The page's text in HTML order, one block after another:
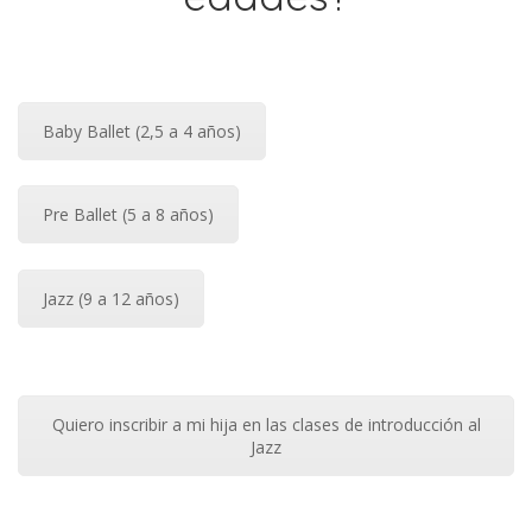
Baby Ballet (2,5 a 4 años)
Pre Ballet (5 a 8 años)
Jazz (9 a 12 años)
Quiero inscribir a mi hija en las clases de introducción al
Jazz